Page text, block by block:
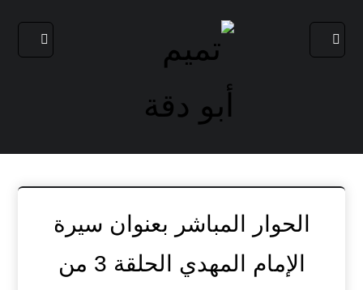
الحوار المباشر بعنوان سيرة
الإمام المهدي الحلقة 3 من